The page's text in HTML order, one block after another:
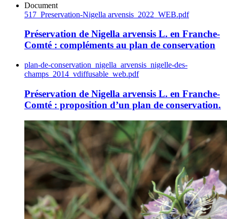
Document
517_Preservation-Nigella arvensis_2022_WEB.pdf
Préservation de Nigella arvensis L. en Franche-
Comté : compléments au plan de conservation
plan-de-conservation_nigella_arvensis_nigelle-des-
champs_2014_vdiffusable_web.pdf
Préservation de Nigella arvensis L. en Franche-
Comté : proposition d’un plan de conservation.